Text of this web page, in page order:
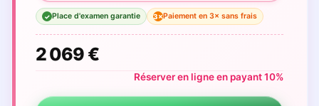
✓ Place d'examen garantie 3×Paiement en 3× sans frais
2 069 €
Réserver en ligne en payant 10%